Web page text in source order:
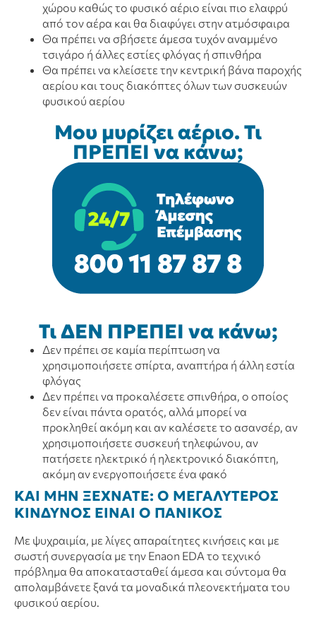
χώρου καθώς το φυσικό αέριο είναι πιο ελαφρύ
από τον αέρα και θα διαφύγει στην ατμόσφαιρα
Θα πρέπει να σβήσετε άμεσα τυχόν αναμμένο
τσιγάρο ή άλλες εστίες φλόγας ή σπινθήρα
Θα πρέπει να κλείσετε την κεντρική βάνα παροχής
αερίου και τους διακόπτες όλων των συσκευών
φυσικού αερίου
Μου μυρίζει αέριο. Τι
ΠΡΕΠΕΙ να κάνω;
Τι ΔΕΝ ΠΡΕΠΕΙ να κάνω;
Δεν πρέπει σε καμία περίπτωση να
χρησιμοποιήσετε σπίρτα, αναπτήρα ή άλλη εστία
φλόγας
Δεν πρέπει να προκαλέσετε σπινθήρα, ο οποίος
δεν είναι πάντα ορατός, αλλά μπορεί να
προκληθεί ακόμη και αν καλέσετε το ασανσέρ, αν
χρησιμοποιήσετε συσκευή τηλεφώνου, αν
πατήσετε ηλεκτρικό ή ηλεκτρονικό διακόπτη,
ακόμη αν ενεργοποιήσετε ένα φακό
ΚΑΙ ΜΗΝ ΞΕΧΝΑΤΕ: Ο ΜΕΓΑΛΥΤΕΡΟΣ
ΚΙΝΔΥΝΟΣ ΕΙΝΑΙ Ο ΠΑΝΙΚΟΣ
Με ψυχραιμία, με λίγες απαραίτητες κινήσεις και με
σωστή συνεργασία με την Enaon EDA το τεχνικό
πρόβλημα θα αποκατασταθεί άμεσα και σύντομα θα
απολαμβάνετε ξανά τα μοναδικά πλεονεκτήματα του
φυσικού αερίου.